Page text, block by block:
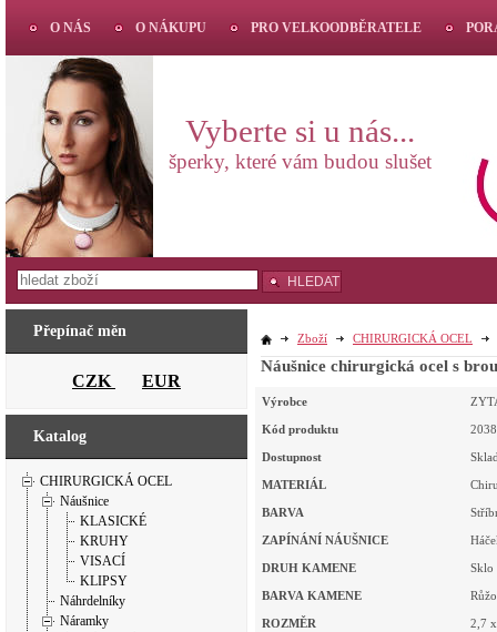
Přepínač měn
CZK EUR
Katalog
CHIRURGICKÁ OCEL
Náušnice
KLASICKÉ
KRUHY
VISACÍ
KLIPSY
Náhrdelníky
Náramky
Zboží CHIRURGICKÁ OCEL
Náušnice chirurgická ocel s
Výrobce
Kód produktu
Dostupnost
MATERIÁL
BARVA
ZAPÍNÁNÍ NÁUŠNICE
DRUH KAMENE Sklo
BARVA KAMENE
ROZMĚR 2,7
O NÁS O NÁKUPU PRO VELKOODBĚRATELE
Vyberte si u nás...
šperky, které vám budou slušet
HLEDAT